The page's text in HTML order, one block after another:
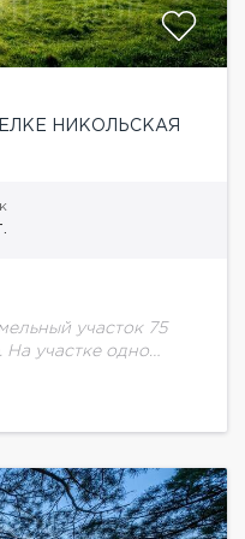
НИКОЛЬСКАЯ
участок 75
На участке одно